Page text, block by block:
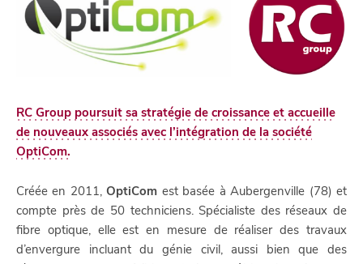
RC Group poursuit sa stratégie de croissance et accueille
de nouveaux associés avec l’intégration de la société
OptiCom.
Créée en 2011,OptiCom est basée à Aubergenville (78) et
compte près de 50 techniciens. Spécialiste des réseaux de
fibre optique, elle est en mesure de réaliser des travaux
d’envergure incluant du génie civil, aussi bien que des